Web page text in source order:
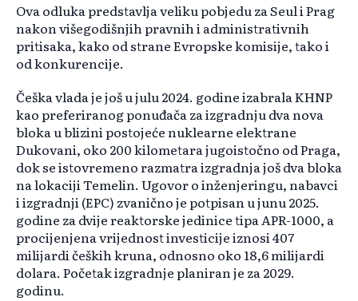
Ova odluka predstavlja veliku pobjedu za Seul i Prag
nakon višegodišnjih pravnih i administrativnih
pritisaka, kako od strane Evropske komisije, tako i
od konkurencije.
Češka vlada je još u julu 2024. godine izabrala KHNP
kao preferiranog ponuđača za izgradnju dva nova
bloka u blizini postojeće nuklearne elektrane
Dukovani, oko 200 kilometara jugoistočno od Praga,
dok se istovremeno razmatra izgradnja još dva bloka
na lokaciji Temelin. Ugovor o inženjeringu, nabavci
i izgradnji (EPC) zvanično je potpisan u junu 2025.
godine za dvije reaktorske jedinice tipa APR-1000, a
procijenjena vrijednost investicije iznosi 407
milijardi čeških kruna, odnosno oko 18,6 milijardi
dolara. Početak izgradnje planiran je za 2029.
godinu.